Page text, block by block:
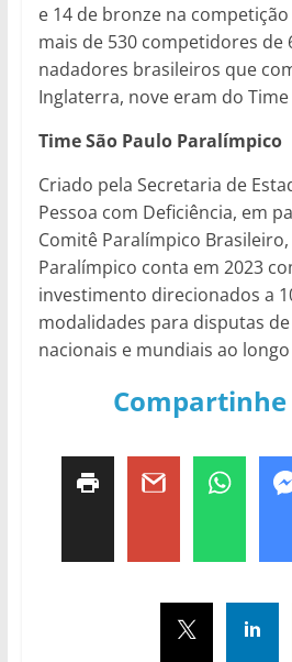
e 14 de bronze na
mais de 530 competidores de
nadadores brasileiros que
Inglaterra, nove eram do Time
Time São Paulo Paralímpico
Criado pela Secretaria de
Pessoa com Deficiência, em
Comitê Paralímpico Brasileiro,
Paralímpico conta em 2023
investimento direcionados a
modalidades para disputas
nacionais e mundiais ao